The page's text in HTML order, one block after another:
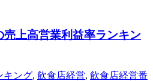
売上高営業利益率ランキン
キング, 飲食店経営, 飲食店経営番